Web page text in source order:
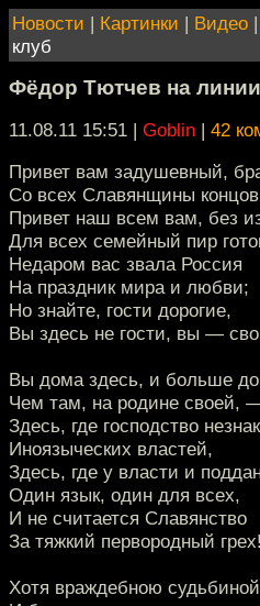
Новости | Картинки | Видео |
клуб
Фёдор Тютчев на линии
11.08.11 15:51 | Goblin | 42
Привет вам задушевный,
Со всех Славянщины
Привет наш всем вам, без
Для всех семейный пир
Недаром вас звала Россия
На праздник мира и любви;
Но знайте, гости дорогие,
Вы здесь не гости, вы —
Вы дома здесь, и больше
Чем там, на родине своей,
Здесь, где господство
Иноязыческих властей,
Здесь, где у власти и
Один язык, один для всех,
И не считается Славянство
За тяжкий первородный грех!
Хотя враждебною судьбиной